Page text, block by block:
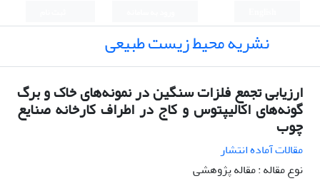
نشریه محیط زیست طبیعی
ارزیابی تجمع فلزات سنگین در نمونه‌های خاک و برگ
گونه‌های اکالیپتوس و کاج در اطراف کارخانه صنایع
چوب
مقالات آماده انتشار
نوع مقاله : مقاله پژوهشی